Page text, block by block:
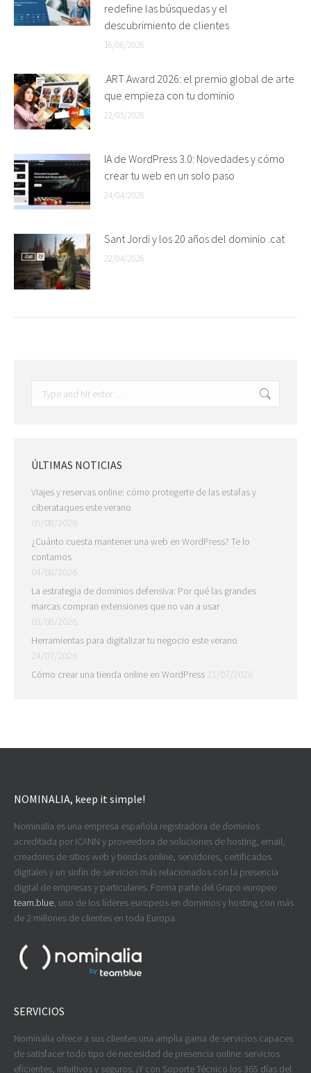
redefine las búsquedas y el
descubrimiento de clientes
16/06/2026
.ART Award 2026: el premio global de arte
que empieza con tu dominio
22/05/2026
IA de WordPress 3.0: Novedades y cómo
crear tu web en un solo paso
24/04/2026
Sant Jordi y los 20 años del dominio .cat
22/04/2026
ÚLTIMAS NOTICIAS
Viajes y reservas online: cómo protegerte de las estafas y
ciberataques este verano
05/08/2026
¿Cuánto cuesta mantener una web en WordPress? Te lo
contamos
04/08/2026
La estrategia de dominios defensiva: Por qué las grandes
marcas compran extensiones que no van a usar
03/08/2026
Herramientas para digitalizar tu negocio este verano
24/07/2026
Cómo crear una tienda online en WordPress 21/07/2026
NOMINALIA, keep it simple!
Nominalia es una empresa española registradora de dominios
acreditada por ICANN y proveedora de soluciones de hosting, email,
creadores de sitios web y tiendas online, servidores, certificados
digitales y un sinfín de servicios más relacionados con la presencia
digital de empresas y particulares. Forma parte del Grupo europeo
team.blue, uno de los líderes europeos en dominios y hosting con más
de 2 millones de clientes en toda Europa.
SERVICIOS
Nominalia ofrece a sus clientes una amplia gama de servicios capaces
de satisfacer todo tipo de necesidad de presencia online: servicios
eficientes, intuitivos y seguros. ¡Y con Soporte Técnico los 365 días del